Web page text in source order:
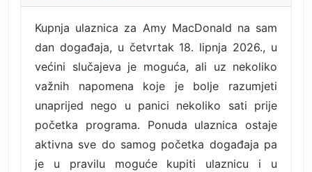
Kupnja ulaznica za Amy MacDonald na sam
dan događaja, u četvrtak 18. lipnja 2026., u
većini slučajeva je moguća, ali uz nekoliko
važnih napomena koje je bolje razumjeti
unaprijed nego u panici nekoliko sati prije
početka programa. Ponuda ulaznica ostaje
aktivna sve do samog početka događaja pa
je u pravilu moguće kupiti ulaznicu i u